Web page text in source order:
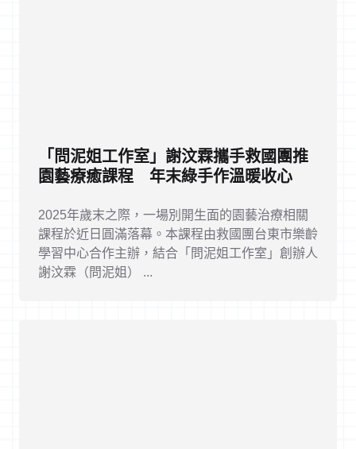
「問泥姐工作室」謝汶霖攜手救國團推
園藝療癒課程 年末綠手作溫暖收心
2025年歲末之際，一場別開生面的園藝治療相關
課程於近日圓滿落幕。本課程由救國團台東市樂齡
學習中心合作主辦，結合「問泥姐工作室」創辦人
謝汶霖（問泥姐） ...